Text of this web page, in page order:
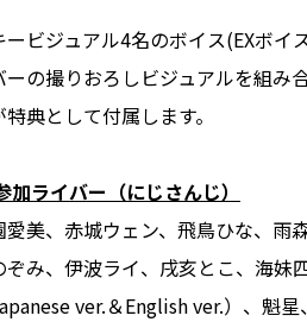
ビジュアル4名のボイス(EXボイ
ーの撮りおろしビジュアルを組み
典として付属します。
ライバー（にじさんじ）
愛美、赤城ウェン、飛鳥ひな、雨
ぞみ、伊波ライ、戌亥とこ、海
ver.＆English ver.）、魁